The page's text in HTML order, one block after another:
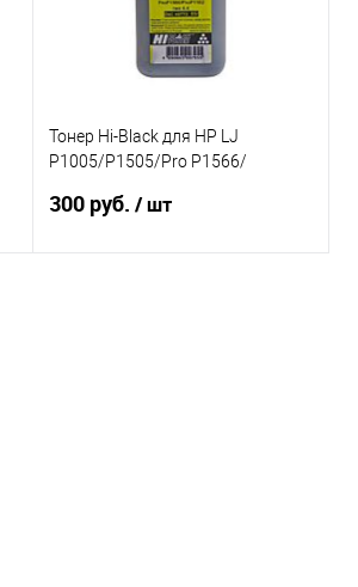
Тонер Hi-Black для HP LJ
P1005/P1505/Pro P1566/
300 руб./ шт